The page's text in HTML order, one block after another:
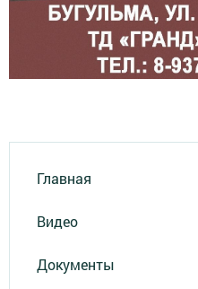
Главная
Видео
Документы